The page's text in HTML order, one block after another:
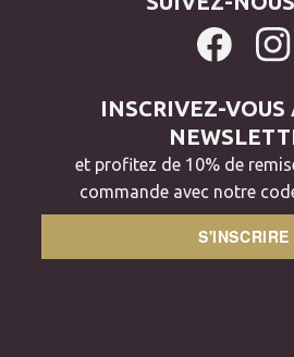
INSCRIVEZ-VOUS
et profitez de 10% de
commande avec notre
S'INSCRIRE